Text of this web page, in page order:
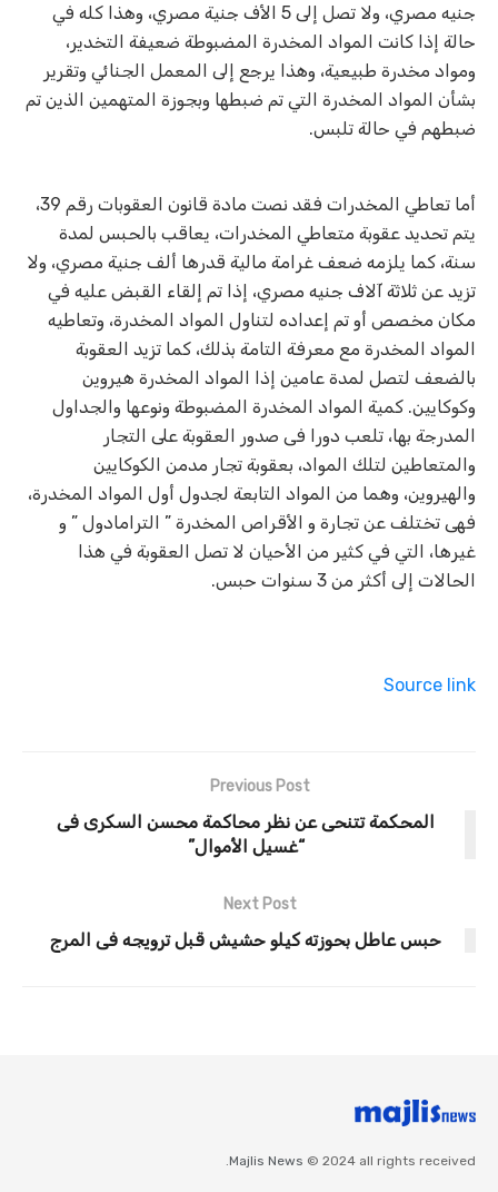
جنيه مصري، ولا تصل إلى 5 الأف جنية مصري، وهذا كله في
حالة إذا كانت المواد المخدرة المضبوطة ضعيفة التخدير،
ومواد مخدرة طبيعية، وهذا يرجع إلى المعمل الجنائي وتقرير
بشأن المواد المخدرة التي تم ضبطها وبجوزة المتهمين الذين تم
ضبطهم في حالة تلبس.
أما تعاطي المخدرات فقد نصت مادة قانون العقوبات رقم 39،
يتم تحديد عقوبة متعاطي المخدرات، يعاقب بالحبس لمدة
سنة، كما يلزمه ضعف غرامة مالية قدرها ألف جنية مصري، ولا
تزيد عن ثلاثة آلاف جنيه مصري، إذا تم إلقاء القبض عليه في
مكان مخصص أو تم إعداده لتناول المواد المخدرة، وتعاطيه
المواد المخدرة مع معرفة التامة بذلك، كما تزيد العقوبة
بالضعف لتصل لمدة عامين إذا المواد المخدرة هيروين
وكوكايين. كمية المواد المخدرة المضبوطة ونوعها والجداول
المدرجة بها، تلعب دورا فى صدور العقوبة على التجار
والمتعاطين لتلك المواد، بعقوبة تجار مدمن الكوكايين
والهيروين، وهما من المواد التابعة لجدول أول المواد المخدرة،
فهى تختلف عن تجارة و الأقراص المخدرة ” الترامادول ” و
غيرها، التي في كثير من الأحيان لا تصل العقوبة في هذا
الحالات إلى أكثر من 3 سنوات حبس.
Source link
Previous Post
المحكمة تتنحى عن نظر محاكمة محسن السكرى فى
“غسيل الأموال”
Next Post
حبس عاطل بحوزته كيلو حشيش قبل ترويجه فى المرج
Majlis News © 2024 all rights received.